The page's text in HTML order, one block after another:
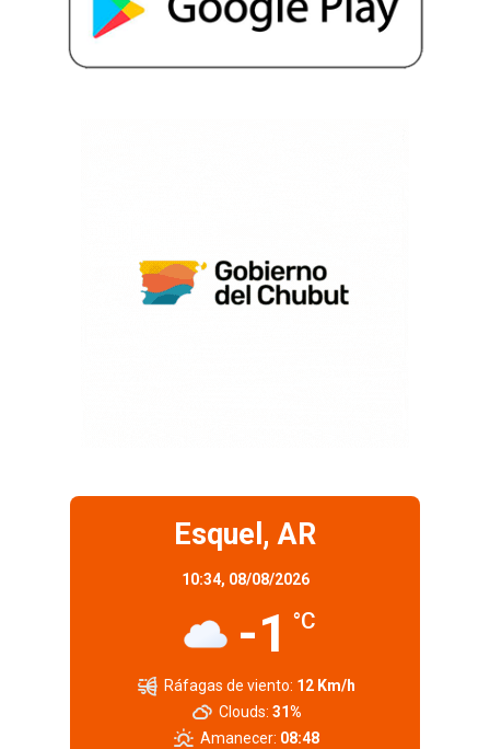
Esquel, AR
10:34, 08/08/2026
-1 °C
Ráfagas de viento: 12 Km/h
Clouds: 31%
Amanecer: 08:48